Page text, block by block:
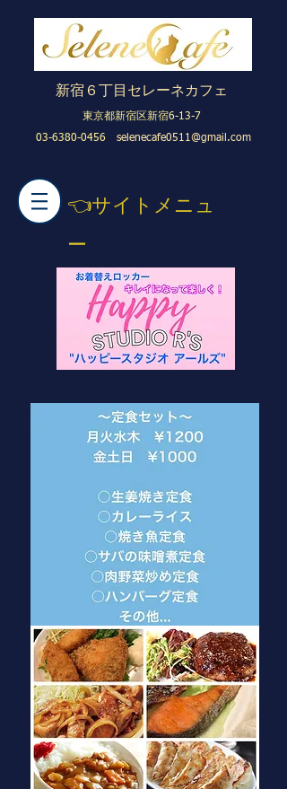
​新宿６丁目セレーネカフェ
東京都新宿区新宿6-13-7
03-6380-0456
selenecafe0511@gmail.com
​👈サイトメニュ
ー